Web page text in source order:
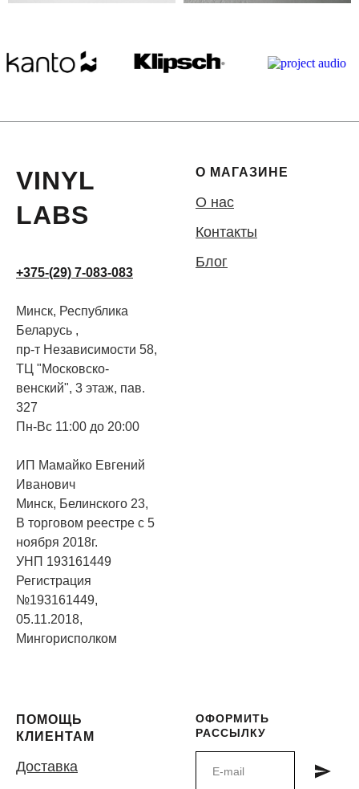
VINYL
LABS
+375-(29) 7-083-083
Минск, Республика
Беларусь ,
пр-т Независимости 58,
ТЦ "Московско-
венский", 3 этаж, пав.
327
Пн-Вс 11:00 до 20:00
ИП Мамайко Евгений
Иванович
Минск, Белинского 23,
В торговом реестре с 5
ноября 2018г.
УНП 193161449
Регистрация
№193161449,
05.11.2018,
Мингорисполком
О МАГАЗИНЕ
О нас
Контакты
Блог
ПОМОЩЬ
КЛИЕНТАМ
Доставка
ОФОРМИТЬ
РАССЫЛКУ